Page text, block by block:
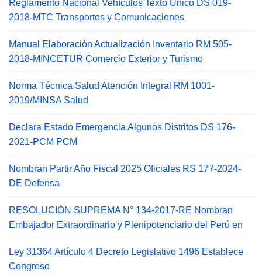
Reglamento Nacional Vehículos Texto Único DS 019-
2018-MTC Transportes y Comunicaciones
Manual Elaboración Actualización Inventario RM 505-
2018-MINCETUR Comercio Exterior y Turismo
Norma Técnica Salud Atención Integral RM 1001-
2019/MINSA Salud
Declara Estado Emergencia Algunos Distritos DS 176-
2021-PCM PCM
Nombran Partir Año Fiscal 2025 Oficiales RS 177-2024-
DE Defensa
RESOLUCIÓN SUPREMA N° 134-2017-RE Nombran
Embajador Extraordinario y Plenipotenciario del Perú en
Ley 31364 Artículo 4 Decreto Legislativo 1496 Establece
Congreso